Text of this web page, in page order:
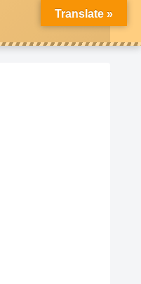
Translate »